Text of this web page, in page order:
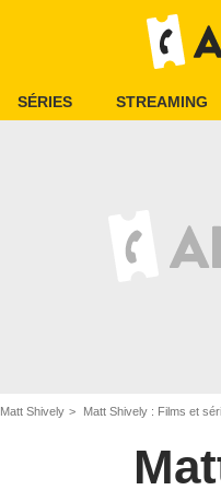
SÉRIES STREAMING
Matt Shively Matt Shively : Films et